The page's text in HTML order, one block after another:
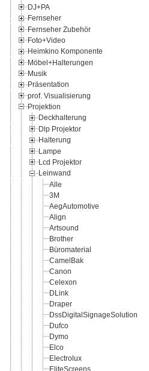
DJ+PA
Fernseher
Fernseher Zubehör
Foto+Video
Heimkino Komponente
Möbel+Halterungen
Musik
Präsentation
prof. Visualisierung
Projektion
Deckhalterung
Dlp Projektor
Halterung
Lampe
Lcd Projektor
Leinwand
Alle
3M
AegAutomotive
Align
Artsound
Brother
Büromaterial
CamelBak
Canon
Celexon
DLink
Draper
DssDigitalSignageSolution
Dufco
Dymo
Elco
Electrolux
EliteScreens